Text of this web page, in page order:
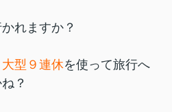
れますか？
大型９連休を使って旅行へ
？